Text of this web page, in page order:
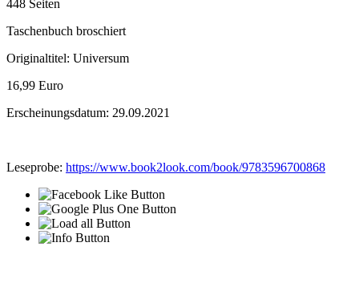
448 Seiten
Taschenbuch broschiert
Originaltitel: Universum
16,99 Euro
Erscheinungsdatum: 29.09.2021
Leseprobe: https://www.book2look.com/book/9783596700868